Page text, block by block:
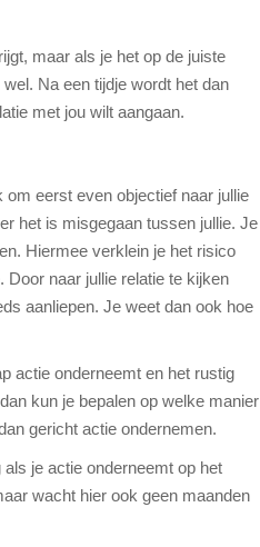
maar als je het op de juiste
Na een tijdje wordt het dan
met jou wilt aangaan.
eerst even objectief naar jullie
het is misgegaan tussen jullie. Je
Hiermee verklein je het risico
naar jullie relatie te kijken
aanliepen. Je weet dan ook hoe
actie onderneemt en het rustig
kun je bepalen op welke manier
gericht actie ondernemen.
je actie onderneemt op het
wacht hier ook geen maanden